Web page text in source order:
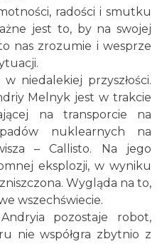
2026-08-09
radości i smutku
jest to, by na swojej
nas zrozumie i wesprze
niedalekiej przyszłości.
Melnyk jest w trakcie
na transporcie na
nuklearnych na
– Callisto. Na jego
eksplozji, w wyniku
Wygląda na to,
wszechświecie.
pozostaje robot,
nie współgra zbytnio z